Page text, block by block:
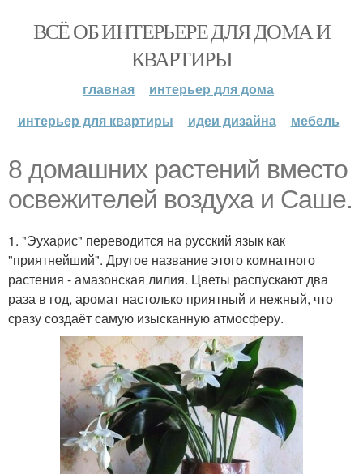
ВСЁ ОБ ИНТЕРЬЕРЕ ДЛЯ ДОМА И
КВАРТИРЫ
главная
интерьер для дома
интерьер для квартиры
идеи дизайна мебель
8 домашних растений вместо
освежителей воздуха и Саше.
1. "Эухарис" переводится на русский язык как
"приятнейший". Другое название этого комнатного
растения - амазонская лилия. Цветы распускают два
раза в год, аромат настолько приятный и нежный, что
сразу создаёт самую изысканную атмосферу.